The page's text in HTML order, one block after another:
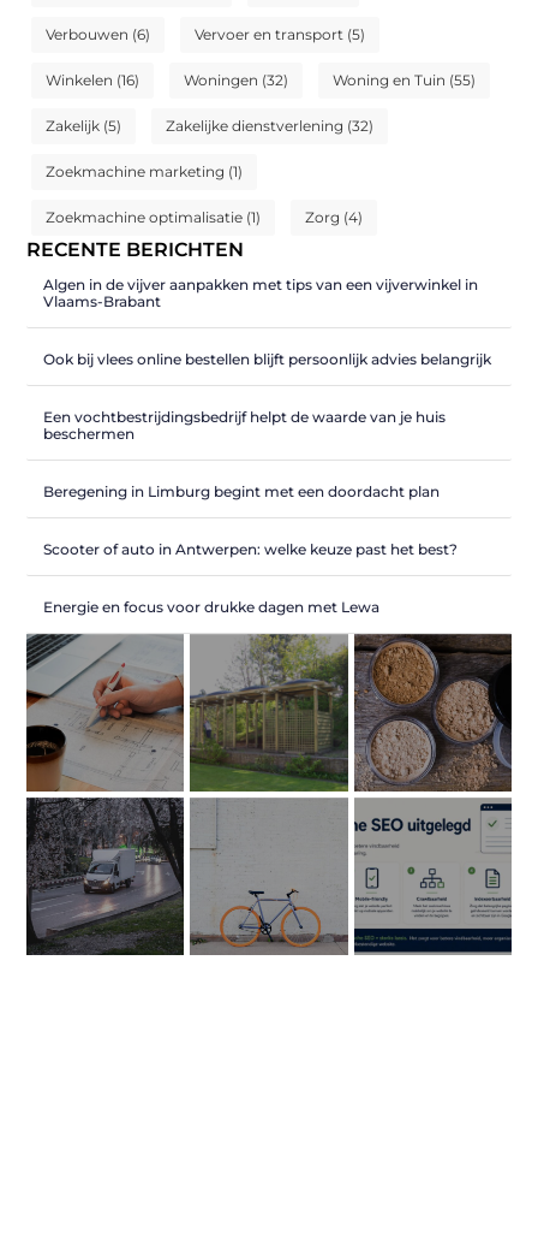
Verbouwen (6) Vervoer en transport (5)
Winkelen (16) Woningen (32) Woning en Tuin (55)
Zakelijk (5) Zakelijke dienstverlening (32)
Zoekmachine marketing (1)
Zoekmachine optimalisatie (1) Zorg (4)
RECENTE BERICHTEN
Algen in de vijver aanpakken met tips van een vijverwinkel in
Vlaams-Brabant
Ook bij vlees online bestellen blijft persoonlijk advies belangrijk
Een vochtbestrijdingsbedrijf helpt de waarde van je huis
beschermen
Beregening in Limburg begint met een doordacht plan
Scooter of auto in Antwerpen: welke keuze past het best?
Energie en focus voor drukke dagen met Lewa